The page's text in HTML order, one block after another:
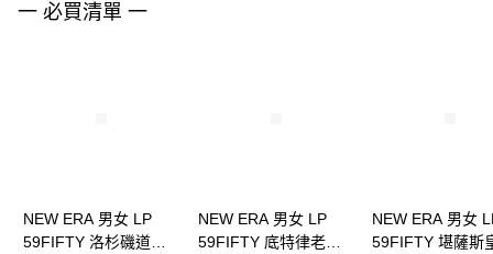
一 必買清單 一
NEW ERA 男女 LP
59FIFTY 洛杉磯道奇
NEW ERA 男女 LP
59FIFTY 底特律老虎
NEW ERA 男女
59FIFTY 堪薩斯